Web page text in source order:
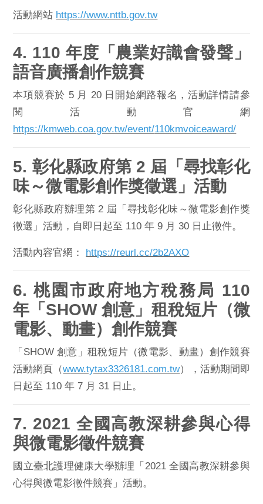
活動網站 https://www.nttb.gov.tw
4. 110 年度「農業好識會發聲」
語音廣播創作競賽
本項競賽於 5 月 20 日開始網路報名，活動詳情請參
閱活動官網
https://kmweb.coa.gov.tw/event/110kmvoiceaward/
5. 彰化縣政府第 2 屆「尋找彰化
味～微電影創作獎徵選」活動
彰化縣政府辦理第 2 屆「尋找彰化味～微電影創作獎
徵選」活動， 自即日起至 110 年 9 月 30 日止徵件。
活動內容官網： https://reurl.cc/2b2AXO
6. 桃園市政府地方稅務局 110
年「SHOW 創意」租稅短片（微
電影、動畫）創作競賽
「SHOW 創意」租稅短片（微電影、動畫）創作競賽
活動網頁（www.tytax3326181.com.tw）， 活動期間即
日起至 110 年 7 月 31 日止。
7. 2021 全國高教深耕參與心得
與微電影徵件競賽
國立臺北護理健康大學辦理「 2021 全國高教深耕參與
心得與微電影徵件競賽」活動。